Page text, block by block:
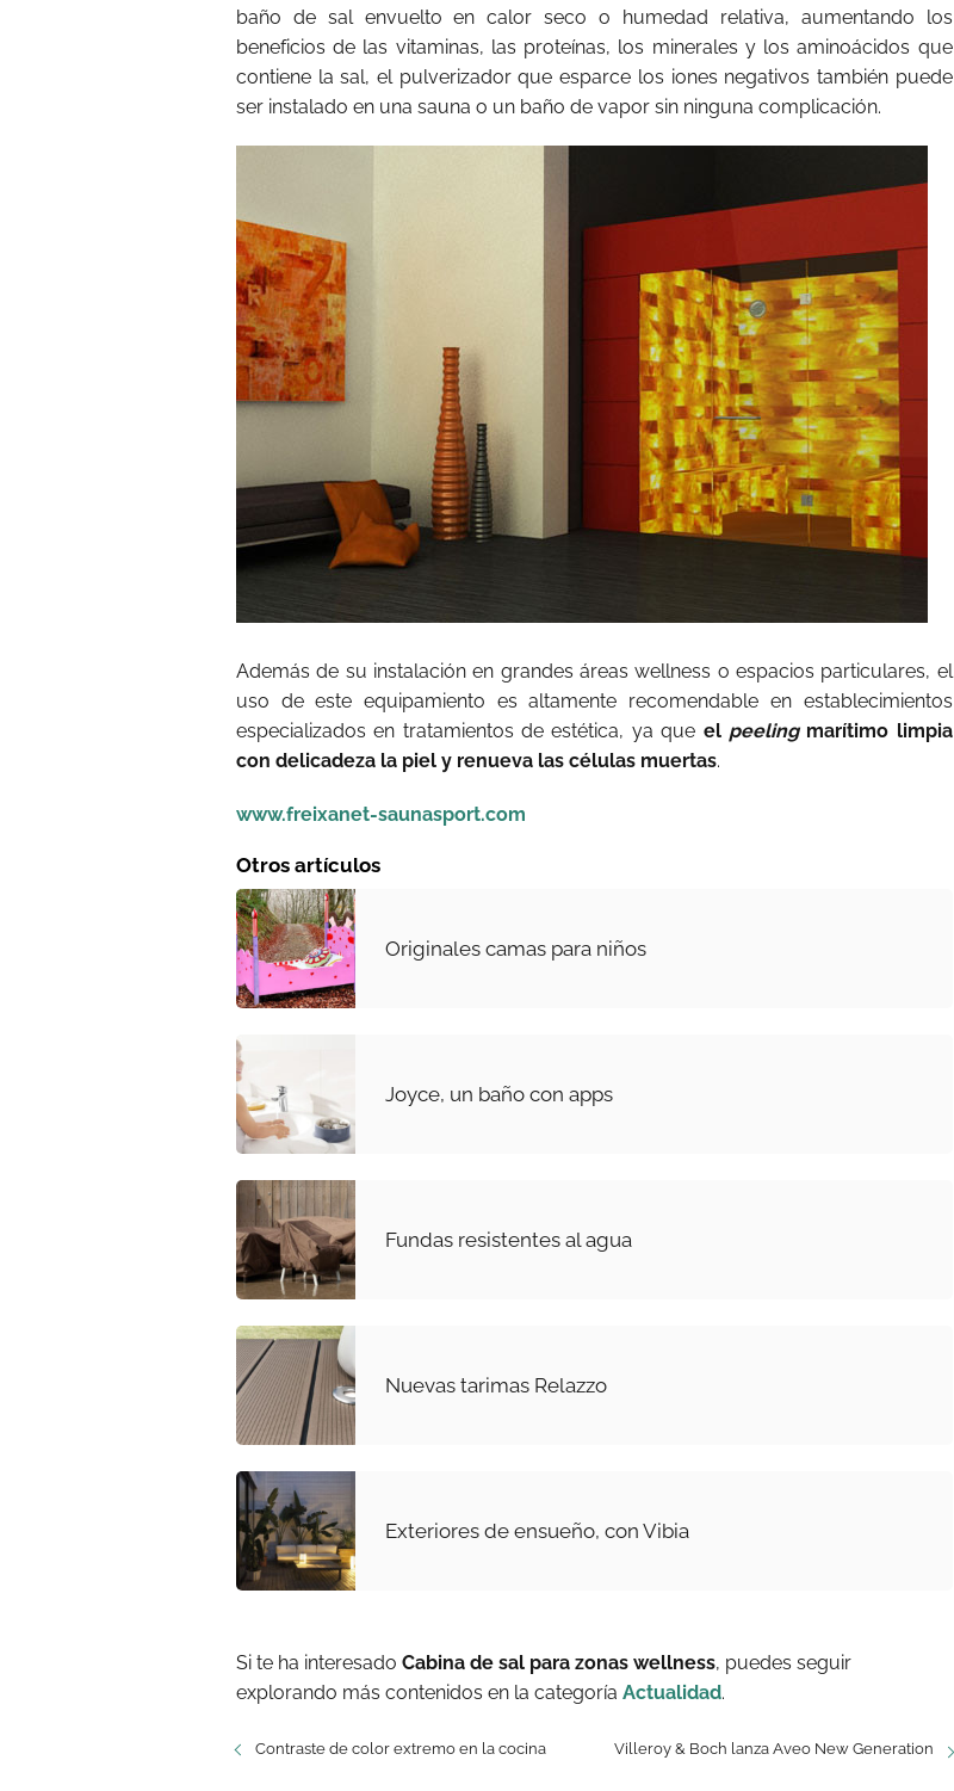
baño de sal envuelto en calor seco o humedad relativa, aumentando los
beneficios de las vitaminas, las proteínas, los minerales y los aminoácidos que
contiene la sal, el pulverizador que esparce los iones negativos también puede
ser instalado en una sauna o un baño de vapor sin ninguna complicación.
Además de su instalación en grandes áreas wellness o espacios particulares, el
uso de este equipamiento es altamente recomendable en establecimientos
especializados en tratamientos de estética, ya que el peelingmarítimo limpia
con delicadeza la piel y renueva las células muertas.
www.freixanet-saunasport.com
Otros artículos
Originales camas para niños
Joyce, un baño con apps
Fundas resistentes al agua
Nuevas tarimas Relazzo
Exteriores de ensueño, con Vibia
Si te ha interesado Cabina de sal para zonas wellness, puedes seguir
explorando más contenidos en la categoría Actualidad.
Contraste de color extremo en la cocina Villeroy & Boch lanza Aveo New Generation